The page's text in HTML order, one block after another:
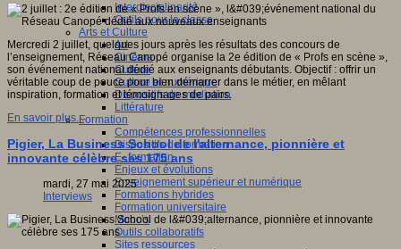
Interdisciplinarité
Outils pour la classe
Arts et Culture
Art
Cinéma
Culture
Culture et numérique
Dispositifs de médiation
Littérature
Formation
Compétences professionnelles
Dispositifs de formation
E- formation
Enjeux et évolutions
Enseignement supérieur et numérique
Formations hybrides
Formation universitaire
Mooc’s
Outils collaboratifs
Sites ressources
Mercredi 2 juillet, quelques jours après les résultats des concours de
l’enseignement, Réseau Canopé organise la 2e édition de « Profs en scène »,
son événement national dédié aux enseignants débutants. Objectif : offrir un
véritable coup de pouce pour bien démarrer dans le métier, en mêlant
inspiration, formation et témoignages de pairs.
En savoir plus...
Pigier, La Business School de l'alternance, pionnière et
innovante célèbre ses 175 ans
mardi, 27 mai 2025
Interviews